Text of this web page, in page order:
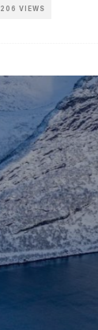
206 VIEWS